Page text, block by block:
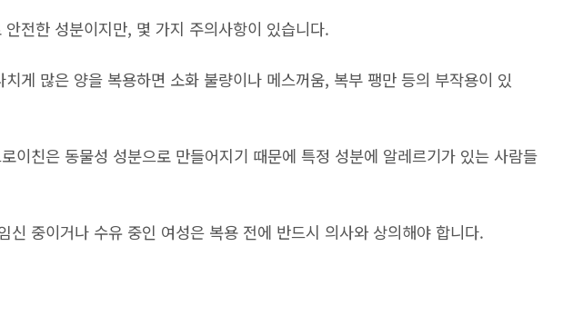
전한 성분이지만, 몇 가지 주의사항이 있습니다.
치게 많은 양을 복용하면 소화 불량이나 메스꺼움, 복부 팽만 등의 부작용이 있
이친은 동물성 성분으로 만들어지기 때문에 특정 성분에 알레르기가 있는 사람들
신 중이거나 수유 중인 여성은 복용 전에 반드시 의사와 상의해야 합니다.